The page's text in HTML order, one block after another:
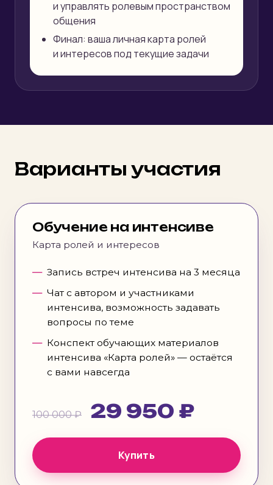
и управлять ролевым пространством
общения
Финал: ваша личная карта ролей
и интересов под текущие задачи
Варианты участия
Обучение на интенсиве
Карта ролей и интересов
Запись встреч интенсива на 3 месяца
Чат с автором и участниками
интенсива, возможность задавать
вопросы по теме
Конспект обучающих материалов
интенсива «Карта ролей» — остаётся
с вами навсегда
100 000 ₽ 29 950 ₽
Купить